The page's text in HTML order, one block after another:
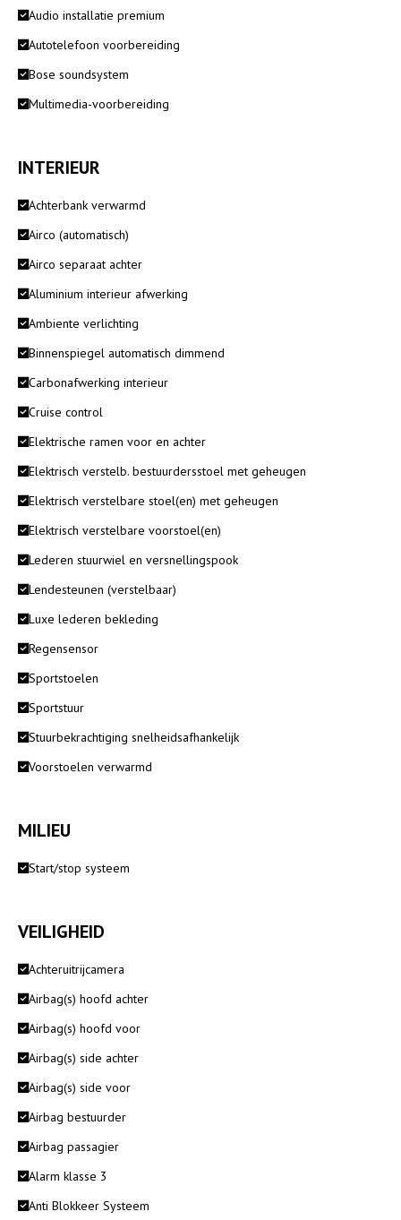
Audio installatie premium
Autotelefoon voorbereiding
Bose soundsystem
Multimedia-voorbereiding
INTERIEUR
Achterbank verwarmd
Airco (automatisch)
Airco separaat achter
Aluminium interieur afwerking
Ambiente verlichting
Binnenspiegel automatisch dimmend
Carbonafwerking interieur
Cruise control
Elektrische ramen voor en achter
Elektrisch verstelb. bestuurdersstoel met geheugen
Elektrisch verstelbare stoel(en) met geheugen
Elektrisch verstelbare voorstoel(en)
Lederen stuurwiel en versnellingspook
Lendesteunen (verstelbaar)
Luxe lederen bekleding
Regensensor
Sportstoelen
Sportstuur
Stuurbekrachtiging snelheidsafhankelijk
Voorstoelen verwarmd
MILIEU
Start/stop systeem
VEILIGHEID
Achteruitrijcamera
Airbag(s) hoofd achter
Airbag(s) hoofd voor
Airbag(s) side achter
Airbag(s) side voor
Airbag bestuurder
Airbag passagier
Alarm klasse 3
Anti Blokkeer Systeem